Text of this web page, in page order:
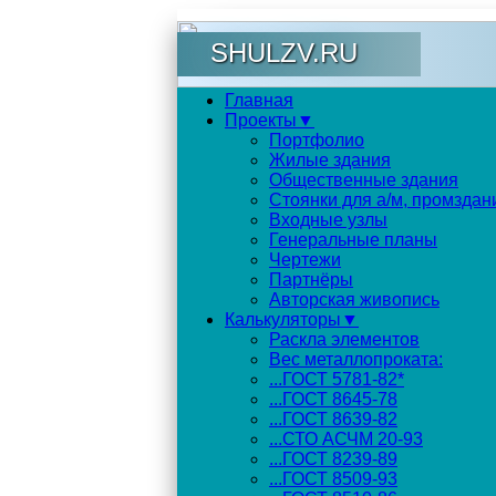
SHULZV.RU
Главная
Проекты▼
Портфолио
Жилые здания
Общественные здания
Стоянки для а/м,
Входные узлы
Генеральные планы
Чертежи
Партнёры
Авторская живопись
Калькуляторы▼
Раскла элементов
Вес металлопроката:
...ГОСТ 5781-82*
...ГОСТ 8645-78
...ГОСТ 8639-82
...СТО АСЧМ 20-93
...ГОСТ 8239-89
...ГОСТ 8509-93